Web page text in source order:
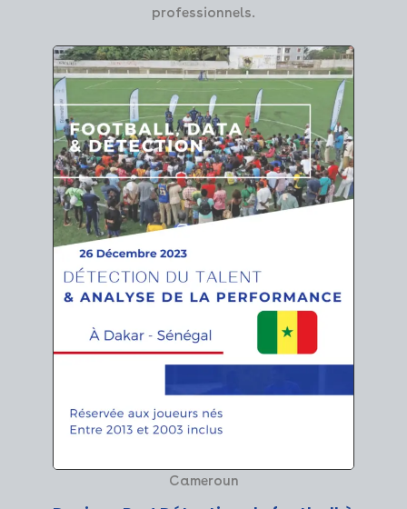
professionnels.
Cameroun